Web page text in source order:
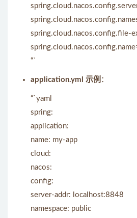
spring.cloud.nacos.config.file-
“`
application.yml 示例 ：
“`yaml
spring:
application:
name: my-app
cloud:
nacos:
config:
server-addr: localhost:8848
namespace: public